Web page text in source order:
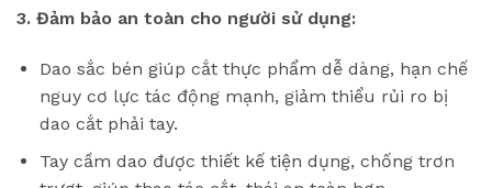
3. Đảm bảo an toàn cho người sử dụng:
Dao sắc bén giúp cắt thực phẩm dễ dàng, hạn chế
nguy cơ lực tác động mạnh, giảm thiểu rủi ro bị
dao cắt phải tay.
Tay cầm dao được thiết kế tiện dụng, chống trơn